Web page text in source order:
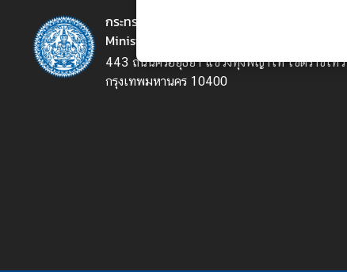
ะ
เ
ท
กระทรวงการต่างประเทศ
Ministry of Foreign Affairs
443 ถนนศรีอยุธยา แขวงทุ่งพญาไท เขตราชเทวี
กรุงเทพมหานคร 10400